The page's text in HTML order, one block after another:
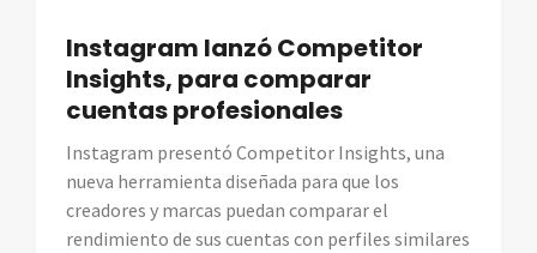
Instagram lanzó Competitor
Insights, para comparar
cuentas profesionales
Instagram presentó Competitor Insights, una
nueva herramienta diseñada para que los
creadores y marcas puedan comparar el
rendimiento de sus cuentas con perfiles similares